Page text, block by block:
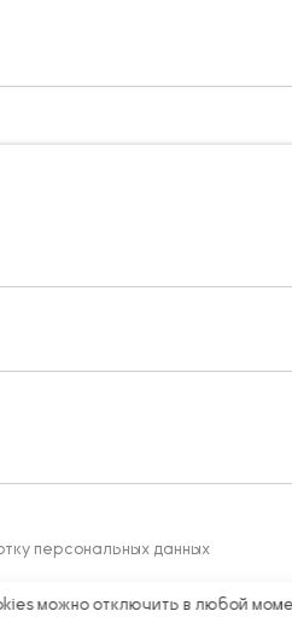
персональных данных
можно отключить в любой